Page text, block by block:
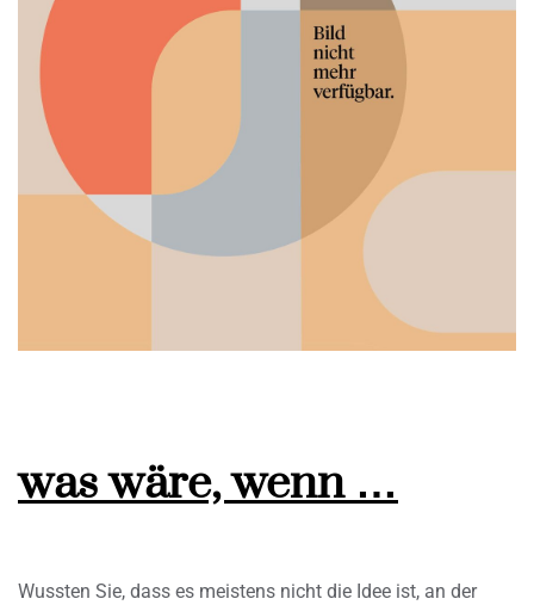
was wäre, wenn …
Wussten Sie, dass es meistens nicht die Idee ist, an der